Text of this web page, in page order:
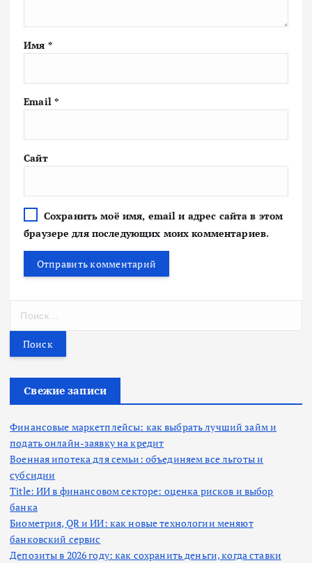
Имя *
Email *
Сайт
Сохранить моё имя, email и адрес сайта в этом
браузере для последующих моих комментариев.
т
Свежие записи
Финансовые маркетплейсы: как выбрать лучший займ и
подать онлайн-заявку на кредит
Военная ипотека для семьи: объединяем все льготы и
субсидии
Title: ИИ в финансовом секторе: оценка рисков и выбор
банка
Биометрия, QR и ИИ: как новые технологии меняют
банковский сервис
Депозиты в 2026 году: как сохранить деньги, когда ставки